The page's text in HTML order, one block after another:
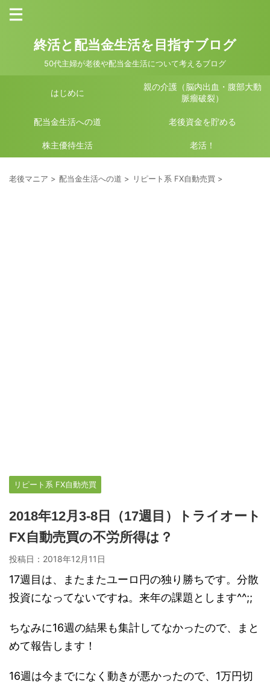
終活と配当金生活を目指すブログ
50代主婦が老後や配当金生活について考えるブログ
はじめに
親の介護（脳内出血・腹部大動
脈瘤破裂）
配当金生活への道 老後資金を貯める
株主優待生活 老活！
老後マニア > 配当金生活への道 > リピート系 FX自動売買 >
リピート系 FX自動売買
2018年12月3-8日（17週目）トライオート
FX自動売買の不労所得は？
投稿日： 2018年12月11日
17週目は、またまたユーロ円の独り勝ちです。分散
投資になってないですね。来年の課題とします^^;;
ちなみに16週の結果も集計してなかったので、まと
めて報告します！
16週は今までになく動きが悪かったので、1万円切